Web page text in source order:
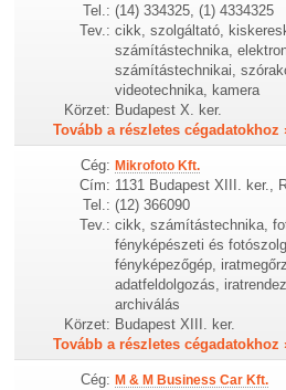
Tel.: (14) 334325, (1) 4334325
Tev.: cikk, szolgáltató,
számítástechnika,
számítástechnikai,
videotechnika, kamera
Körzet: Budapest X. ker.
Tovább a részletes cégadatokhoz
Cég: Mikrofoto Kft.
Cím: 1131 Budapest XIII. ker.,
Tel.: (12) 366090
Tev.: cikk, számítástechnika,
fényképészeti és
fényképezőgép,
adatfeldolgozás,
archiválás
Körzet: Budapest XIII. ker.
Tovább a részletes cégadatokhoz
Cég: M & M Business Car Kft.